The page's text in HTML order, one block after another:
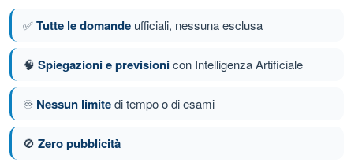
minimi per la condotta del volo a vista.
32 di 49
✅Tutte le domande ufficiali, nessuna esclusa
🧠 Spiegazioni e previsionicon Intelligenza Artificiale
♾️ Nessun limitedi tempo o di esami
🚫 Zero pubblicità